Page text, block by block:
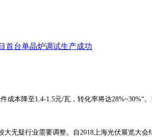
首台单晶炉调试生产成功
成本降至1.4-1.5元/瓦，转化率将达
无疑行业需要调整。自2018上海光伏展览大